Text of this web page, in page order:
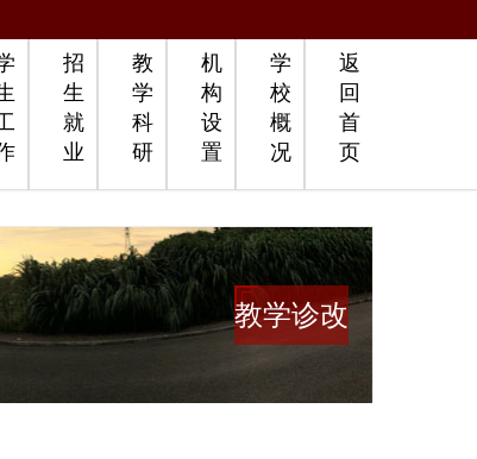
返
回
首
页
学
校
概
况
机
构
设
置
教
学
科
研
招
生
就
业
教学诊改